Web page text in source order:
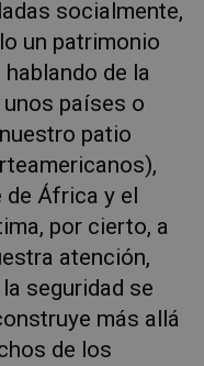
socialmente,
un patrimonio
de la
países o
patio
África y el
por cierto, a
atención,
seguridad se
más allá
de los